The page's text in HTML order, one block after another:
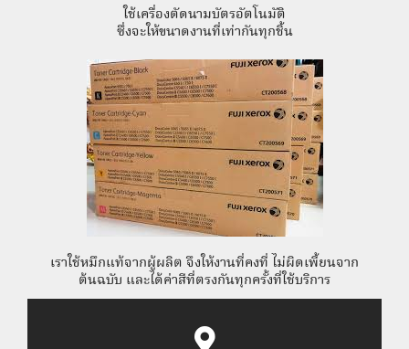
ใช้เครื่องตัดนามบัตรอัตโนมัติ
ซึ่งจะให้ขนาดงานที่เท่ากันทุกชิ้น
เราใช้หมึกแท้จากผู้ผลิต จึงให้งานที่คงที่ ไม่ผิดเพี้ยนจาก
ต้นฉบับ และได้ค่าสีที่ตรงกันทุกครั้งที่ใช้บริการ